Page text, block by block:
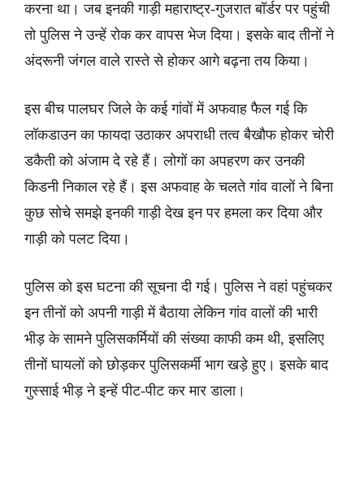
करना था। जब इनकी गाड़ी महाराष्ट्र-गुजरात बॉर्डर पर पहुंची
तो पुलिस ने उन्हें रोक कर वापस भेज दिया। इसके बाद तीनों ने
अंदरूनी जंगल वाले रास्ते से होकर आगे बढ़ना तय किया।
इस बीच पालघर जिले के कई गांवों में अफवाह फैल गई कि
लॉकडाउन का फायदा उठाकर अपराधी तत्व बैखौफ होकर चोरी
डकैती को अंजाम दे रहे हैं। लोगों का अपहरण कर उनकी
किडनी निकाल रहे हैं। इस अफवाह के चलते गांव वालों ने बिना
कुछ सोचे समझे इनकी गाड़ी देख इन पर हमला कर दिया और
गाड़ी को पलट दिया।
पुलिस को इस घटना की सूचना दी गई। पुलिस ने वहां पहुंचकर
इन तीनों को अपनी गाड़ी में बैठाया लेकिन गांव वालों की भारी
भीड़ के सामने पुलिसकर्मियों की संख्या काफी कम थी, इसलिए
तीनों घायलों को छोड़कर पुलिसकर्मी भाग खड़े हुए। इसके बाद
गुस्साई भीड़ ने इन्हें पीट-पीट कर मार डाला।